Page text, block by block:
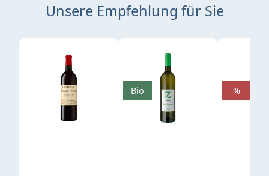
Unsere Empfehlung für Sie
Produktgalerie überspringen
Bio %